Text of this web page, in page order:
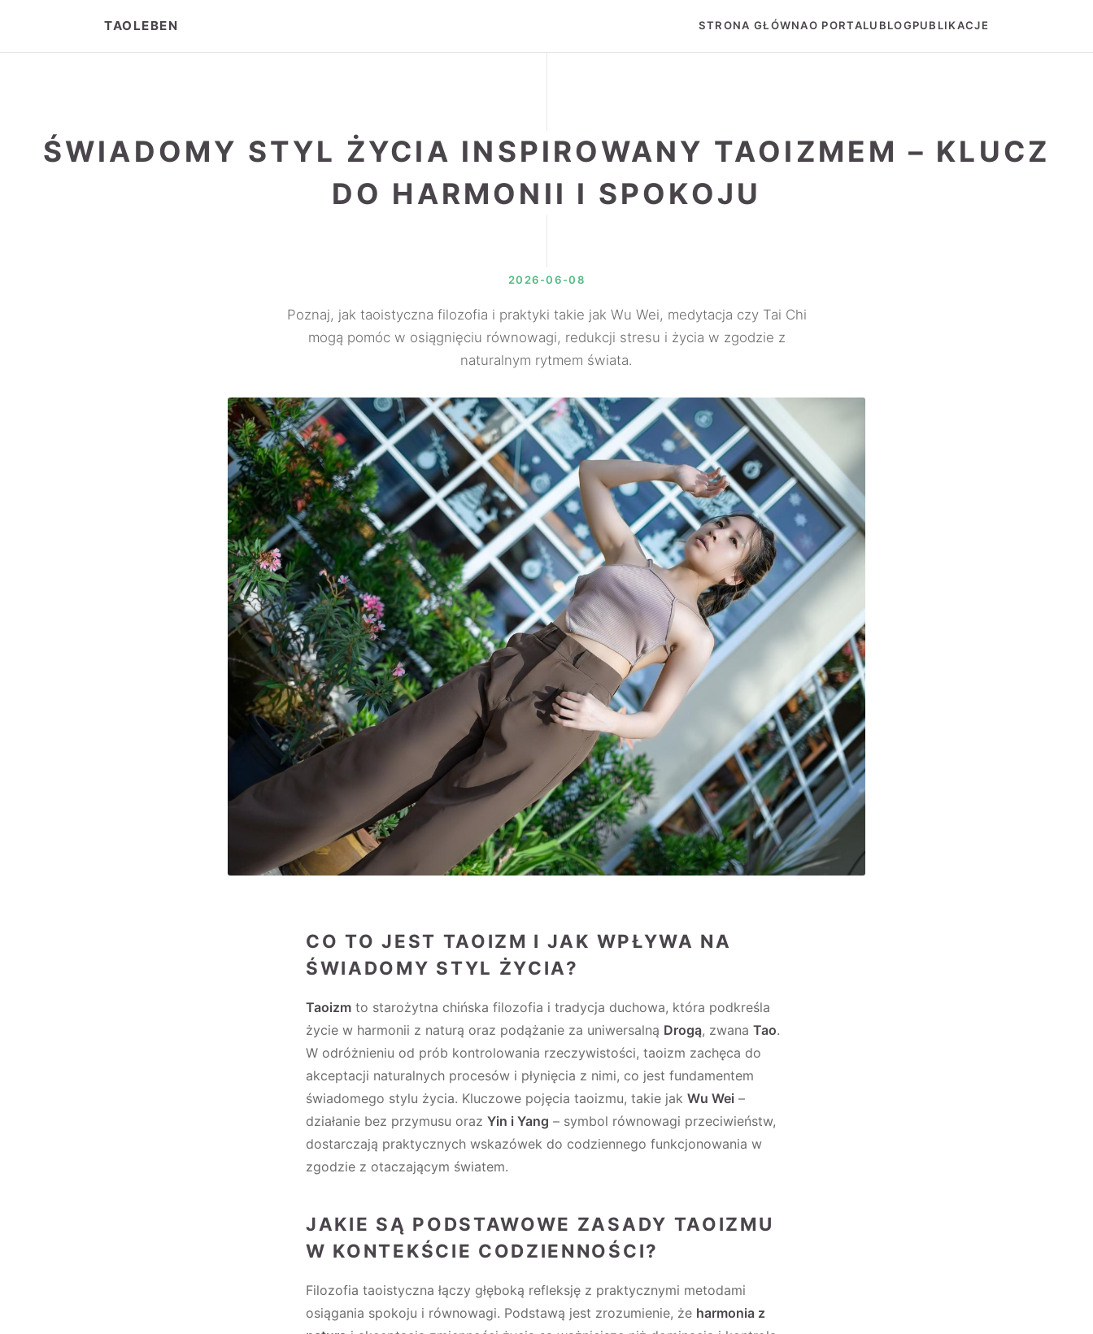
TAOLEBEN STRONA GŁÓWNAO PORTALU BLOGPUBLIKACJE
ŚWIADOMY STYL ŻYCIA INSPIROWANY TAOIZMEM – KLUCZ
DO HARMONII I SPOKOJU
2026-06-08
Poznaj, jak taoistyczna filozofia i praktyki takie jak Wu Wei, medytacja czy Tai Chi
mogą pomóc w osiągnięciu równowagi, redukcji stresu i życia w zgodzie z
naturalnym rytmem świata.
CO TO JEST TAOIZM I JAK WPŁYWA NA
ŚWIADOMY STYL ŻYCIA?
Taoizm to starożytna chińska filozofia i tradycja duchowa, która podkreśla
życie w harmonii z naturą oraz podążanie za uniwersalną Drogą, zwana Tao.
W odróżnieniu od prób kontrolowania rzeczywistości, taoizm zachęca do
akceptacji naturalnych procesów i płynięcia z nimi, co jest fundamentem
świadomego stylu życia. Kluczowe pojęcia taoizmu, takie jak Wu Wei –
działanie bez przymusu oraz Yin i Yang – symbol równowagi przeciwieństw,
dostarczają praktycznych wskazówek do codziennego funkcjonowania w
zgodzie z otaczającym światem.
JAKIE SĄ PODSTAWOWE ZASADY TAOIZMU
W KONTEKŚCIE CODZIENNOŚCI?
Filozofia taoistyczna łączy głęboką refleksję z praktycznymi metodami
osiągania spokoju i równowagi. Podstawą jest zrozumienie, że harmonia z